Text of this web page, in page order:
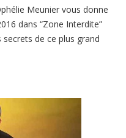
Meunier vous donne
dans “Zone Interdite”
de ce plus grand